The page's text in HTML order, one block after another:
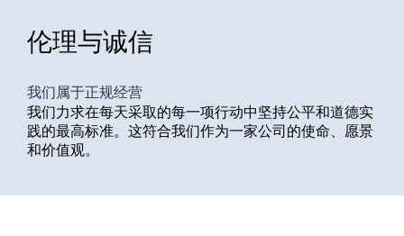
媒体
我的普睿司曼
全球网站
伦理与诚信
我们属于正规经营
我们力求在每天采取的每一项行动中坚持公平和道德实
践的最高标准。这符合我们作为一家公司的使命、愿景
和价值观。